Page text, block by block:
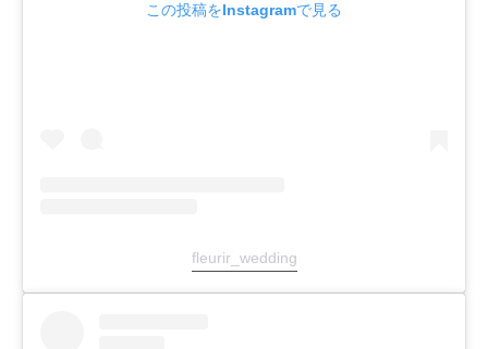
この投稿をInstagramで見る
fleurir_wedding